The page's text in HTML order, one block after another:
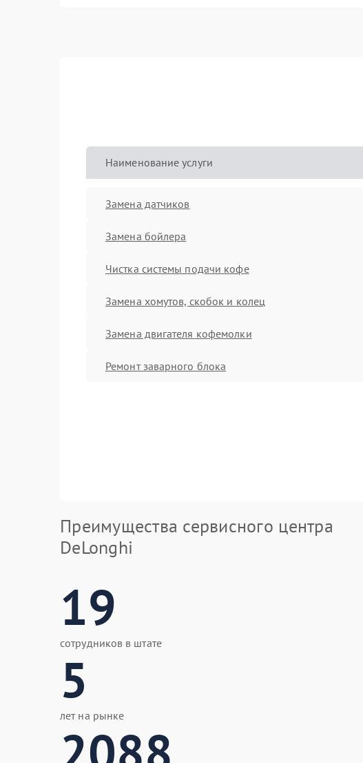
Наименование услуги
Замена датчиков
Замена бойлера
Чистка системы подачи кофе
Замена хомутов, скобок и колец
Замена двигателя кофемолки
Ремонт заварного блока
Преимущества сервисного центра
DeLonghi
19
сотрудников в штате
5
лет на рынке